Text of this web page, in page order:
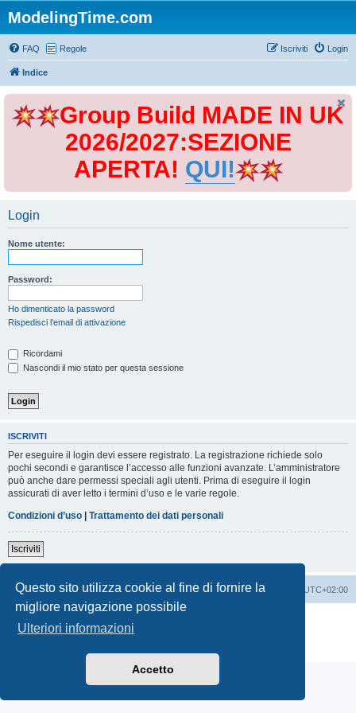
Questo sito utilizza cookie al fine di fornire la
migliore navigazione possibile
Ulteriori informazioni
Accetto
ModelingTime.com
FAQ Regole Login
Iscriviti
Indice
Group Build MADE IN UK
2026/2027:SEZIONE
APERTA! QUI!
Login
Nome utente:
Password:
Ho dimenticato la password
Rispedisci l’email di attivazione
Ricordami
Nascondi il mio stato per questa sessione
ISCRIVITI
Per eseguire il login devi essere registrato. La registrazione richiede solo
pochi secondi e garantisce l’accesso alle funzioni avanzate. L’amministratore
può anche dare permessi speciali agli utenti. Prima di eseguire il login
assicurati di aver letto i termini d’uso e le varie regole.
Condizioni d’uso | Trattamento dei dati personali
Iscriviti
Indice Tutti gli orari sono UTC+02:00
Cancella cookie
Contattaci
Traduzione Italiana